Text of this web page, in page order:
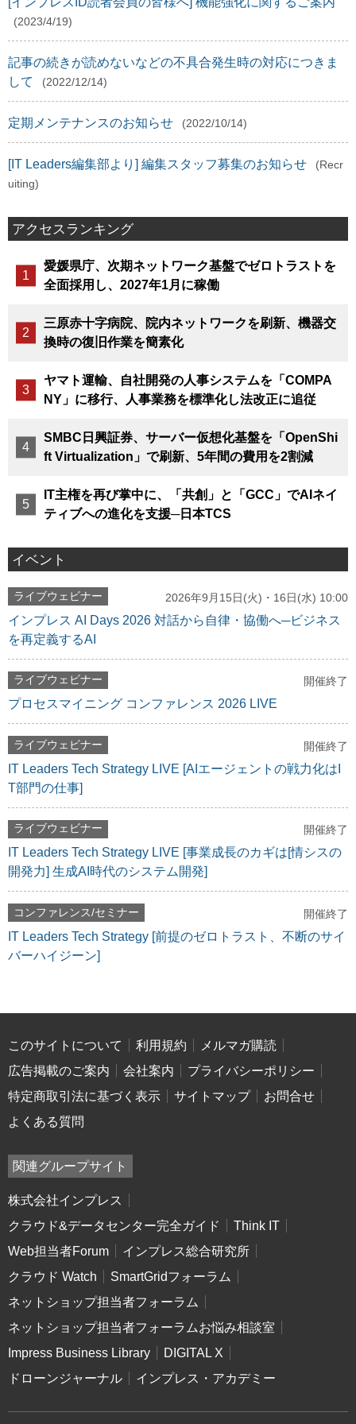
(2023/4/19)
記事の続きが読めないなどの不具合発生時の対応につきま
して
(2022/12/14)
定期メンテナンスのお知らせ (2022/10/14)
[IT Leaders編集部より] 編集スタッフ募集のお知らせ
(Recr
uiting)
アクセスランキング
愛媛県庁、次期ネットワーク基盤でゼロトラストを
全面採用し、2027年1月に稼働
三原赤十字病院、院内ネットワークを刷新、機器交
換時の復旧作業を簡素化
ヤマト運輸、自社開発の人事システムを「COMPA
NY」に移行、人事業務を標準化し法改正に追従
SMBC日興証券、サーバー仮想化基盤を「OpenShi
ft Virtualization」で刷新、5年間の費用を2割減
IT主権を再び掌中に、「共創」と「GCC」でAIネイ
ティブへの進化を支援─日本TCS
イベント
ライブウェビナー 2026年9月15日(火)・16日(水) 10:00
インプレス AI Days 2026 対話から自律・協働へ─ビジネス
を再定義するAI
ライブウェビナー 開催終了
プロセスマイニング コンファレンス 2026 LIVE
ライブウェビナー 開催終了
IT Leaders Tech Strategy LIVE [AIエージェントの戦力化はI
T部門の仕事]
ライブウェビナー 開催終了
IT Leaders Tech Strategy LIVE [事業成長のカギは[情シスの
開発力] 生成AI時代のシステム開発]
コンファレンス/セミナー 開催終了
IT Leaders Tech Strategy [前提のゼロトラスト、不断のサイ
バーハイジーン]
このサイトについて 利用規約
メルマガ購読
広告掲載のご案内
会社案内
プライバシーポリシー
特定商取引法に基づく表示
サイトマップ
お問合せ
よくある質問
関連グループサイト
株式会社インプレス
クラウド&データセンター完全ガイド
Think IT
Web担当者Forum
インプレス総合研究所
クラウド Watch
SmartGridフォーラム
ネットショップ担当者フォーラム
ネットショップ担当者フォーラムお悩み相談室
Impress Business Library
DIGITAL X
ドローンジャーナル
インプレス・アカデミー